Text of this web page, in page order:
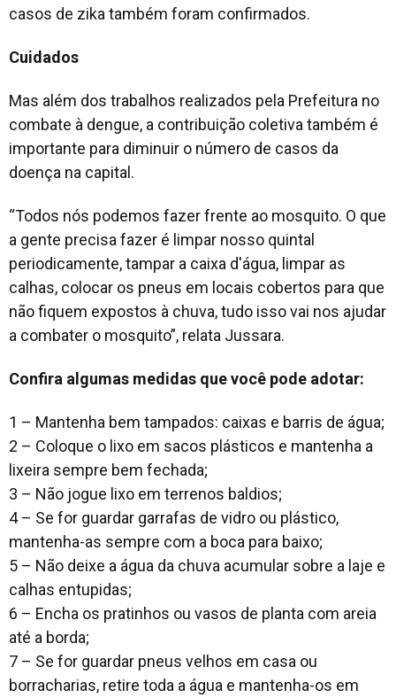
casos de zika também foram confirmados.
Cuidados
Mas além dos trabalhos realizados pela Prefeitura no
combate à dengue, a contribuição coletiva também é
importante para diminuir o número de casos da
doença na capital.
“Todos nós podemos fazer frente ao mosquito. O que
a gente precisa fazer é limpar nosso quintal
periodicamente, tampar a caixa d'água, limpar as
calhas, colocar os pneus em locais cobertos para que
não fiquem expostos à chuva, tudo isso vai nos ajudar
a combater o mosquito”, relata Jussara.
Confira algumas medidas que você pode adotar:
1 – Mantenha bem tampados: caixas e barris de água;
2 – Coloque o lixo em sacos plásticos e mantenha a
lixeira sempre bem fechada;
3 – Não jogue lixo em terrenos baldios;
4 – Se for guardar garrafas de vidro ou plástico,
mantenha-as sempre com a boca para baixo;
5 – Não deixe a água da chuva acumular sobre a laje e
calhas entupidas;
6 – Encha os pratinhos ou vasos de planta com areia
até a borda;
7 – Se for guardar pneus velhos em casa ou
borracharias, retire toda a água e mantenha-os em